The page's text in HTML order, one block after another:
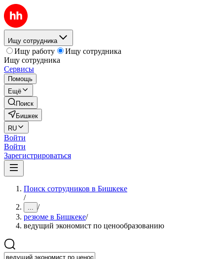
Ищу сотрудника
Ищу работу
Ищу сотрудника
Ищу сотрудника
Сервисы
Помощь
Ещё
Поиск
Бишкек
RU
Войти
Войти
Зарегистрироваться
Поиск сотрудников в Бишкеке
/
... /
резюме в Бишкеке/
ведущий экономист по ценообразованию